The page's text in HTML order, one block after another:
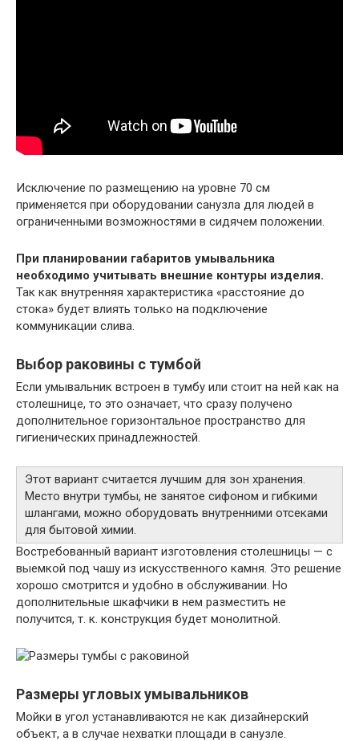
Исключение по размещению на уровне 70 см
применяется при оборудовании санузла для людей в
ограниченными возможностями в сидячем положении.
При планировании габаритов умывальника
необходимо учитывать внешние контуры изделия.
Так как внутренняя характеристика «расстояние до
стока» будет влиять только на подключение
коммуникации слива.
Выбор раковины с тумбой
Если умывальник встроен в тумбу или стоит на ней как на
столешнице, то это означает, что сразу получено
дополнительное горизонтальное пространство для
гигиенических принадлежностей.
Этот вариант считается лучшим для зон хранения.
Место внутри тумбы, не занятое сифоном и гибкими
шлангами, можно оборудовать внутренними отсеками
для бытовой химии.
Востребованный вариант изготовления столешницы — с
выемкой под чашу из искусственного камня. Это решение
хорошо смотрится и удобно в обслуживании. Но
дополнительные шкафчики в нем разместить не
получится, т. к. конструкция будет монолитной.
Размеры угловых умывальников
Мойки в угол устанавливаются не как дизайнерский
объект, а в случае нехватки площади в санузле.